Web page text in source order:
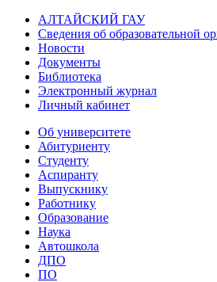
АЛТАЙСКИЙ ГАУ
Сведения об образовательной
Новости
Документы
Библиотека
Электронный журнал
Личный кабинет
Об университете
Абитуриенту
Студенту
Аспиранту
Выпускнику
Работнику
Образование
Наука
Автошкола
ДПО
ПО